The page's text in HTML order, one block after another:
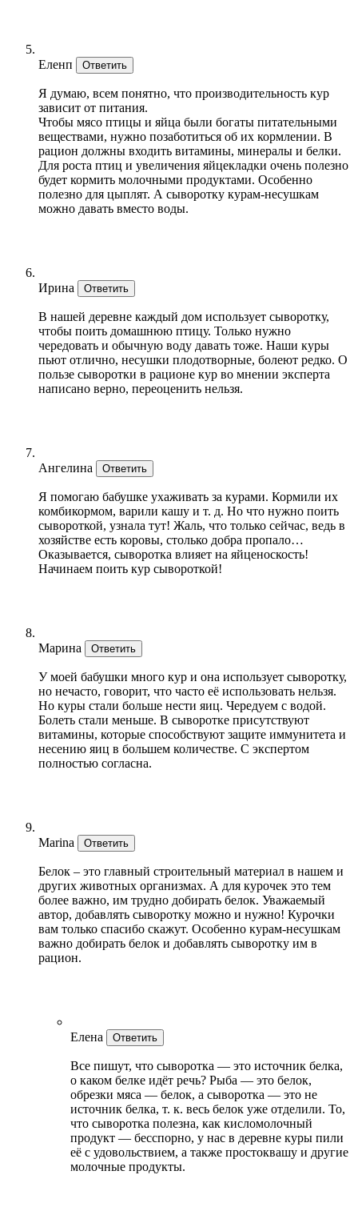
Еленп Ответить
Я думаю, всем понятно, что производительность кур
зависит от питания.
Чтобы мясо птицы и яйца были богаты питательными
веществами, нужно позаботиться об их кормлении. В
рацион должны входить витамины, минералы и белки.
Для роста птиц и увеличения яйцекладки очень полезно
будет кормить молочными продуктами. Особенно
полезно для цыплят. А сыворотку курам-несушкам
можно давать вместо воды.
Ирина Ответить
В нашей деревне каждый дом использует сыворотку,
чтобы поить домашнюю птицу. Только нужно
чередовать и обычную воду давать тоже. Наши куры
пьют отлично, несушки плодотворные, болеют редко. О
пользе сыворотки в рационе кур во мнении эксперта
написано верно, переоценить нельзя.
Ангелина Ответить
Я помогаю бабушке ухаживать за курами. Кормили их
комбикормом, варили кашу и т. д. Но что нужно поить
сывороткой, узнала тут! Жаль, что только сейчас, ведь в
хозяйстве есть коровы, столько добра пропало…
Оказывается, сыворотка влияет на яйценоскость!
Начинаем поить кур сывороткой!
Марина Ответить
У моей бабушки много кур и она использует сыворотку,
но нечасто, говорит, что часто её использовать нельзя.
Но куры стали больше нести яиц. Чередуем с водой.
Болеть стали меньше. В сыворотке присутствуют
витамины, которые способствуют защите иммунитета и
несению яиц в большем количестве. С экспертом
полностью согласна.
Marina Ответить
Белок – это главный строительный материал в нашем и
других животных организмах. А для курочек это тем
более важно, им трудно добирать белок. Уважаемый
автор, добавлять сыворотку можно и нужно! Курочки
вам только спасибо скажут. Особенно курам-несушкам
важно добирать белок и добавлять сыворотку им в
рацион.
Елена Ответить
Все пишут, что сыворотка — это источник белка,
о каком белке идёт речь? Рыба — это белок,
обрезки мяса — белок, а сыворотка — это не
источник белка, т. к. весь белок уже отделили. То,
что сыворотка полезна, как кисломолочный
продукт — бесспорно, у нас в деревне куры пили
её с удовольствием, а также простоквашу и другие
молочные продукты.